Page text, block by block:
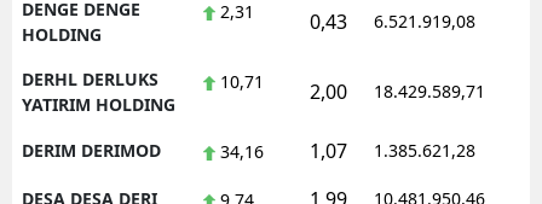
DENGE DENGE
HOLDING
2,31 0,43 6.521.919,08
DERHL DERLUKS
YATIRIM HOLDING
10,71 2,00 18.429.589,71
DERIM DERIMOD 34,16 1,07 1.385.621,28
DESA DESA DERI 10.481.950,46